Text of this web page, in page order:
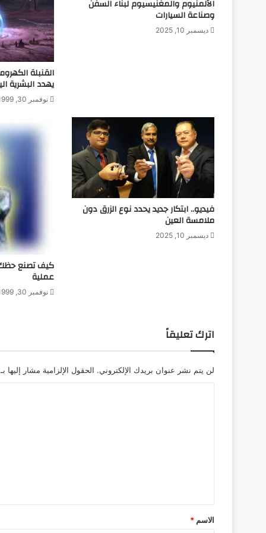
ل
ل
م
ي
الألمنيوم والمغنيسيوم لبناء السفن
وصناعة السيارات
ديسمبر 10, 2025
القنبلة
يهدد البشرية
نوفمبر 30, 1999
فيديو.. ابتكار جديد يحدد نوع الزرق دون
ملامسة العين
ديسمبر 10, 2025
عملية
نوفمبر 30, 1999
اترك تعليقاً
لن يتم نشر عنوان بريدك الإلكتروني. الحقول الإلزامية مشار إليها بـ
*
الاسم *